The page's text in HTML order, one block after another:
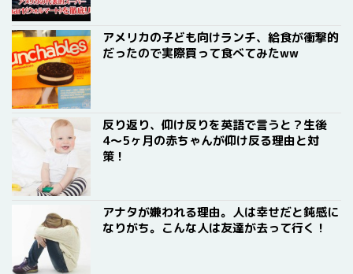
アメリカの子ども向けランチ、給食が衝撃的
だったので実際買って食べてみたww
反り返り、仰け反りを英語で言うと？生後
4〜5ヶ月の赤ちゃんが仰け反る理由と対
策！
アナタが嫌われる理由。人は幸せだと鈍感に
なりがち。こんな人は友達が去って行く！